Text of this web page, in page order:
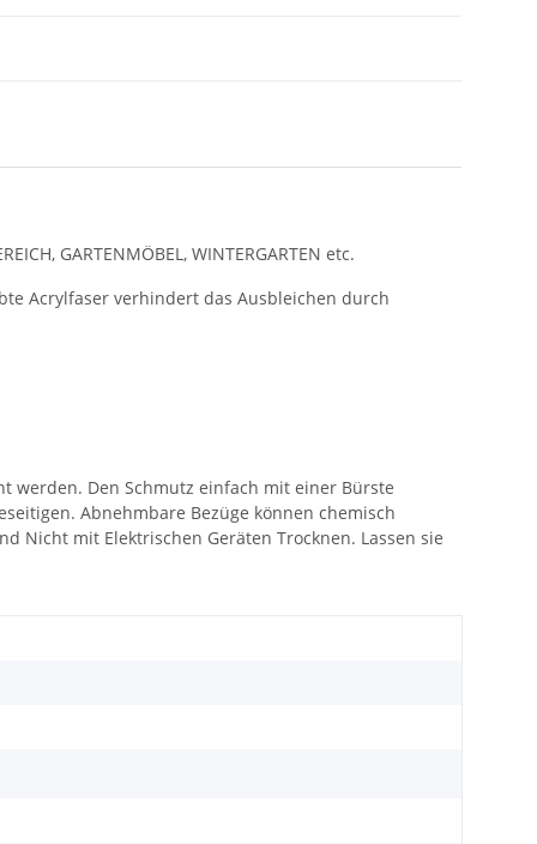
GARTENMÖBEL, WINTERGARTEN etc.
Acrylfaser verhindert das Ausbleichen durch
werden. Den Schmutz einfach mit einer Bürste
Abnehmbare Bezüge können chemisch
Nicht mit Elektrischen Geräten Trocknen. Lassen sie